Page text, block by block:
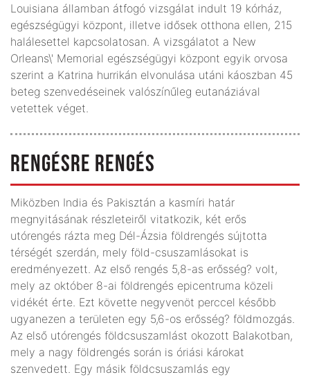
Louisiana államban átfogó vizsgálat indult 19 kórház,
egészségügyi központ, illetve idősek otthona ellen, 215
halálesettel kapcsolatosan. A vizsgálatot a New
Orleans\' Memorial egészségügyi központ egyik orvosa
szerint a Katrina hurrikán elvonulása utáni káoszban 45
beteg szenvedéseinek valószínűleg eutanáziával
vetettek véget.
RENGÉSRE RENGÉS
Miközben India és Pakisztán a kasmíri határ
megnyitásának részleteiről vitatkozik, két erős
utórengés rázta meg Dél-Ázsia földrengés sújtotta
térségét szerdán, mely föld-csuszamlásokat is
eredményezett. Az első rengés 5,8-as erősség? volt,
mely az október 8-ai földrengés epicentruma közeli
vidékét érte. Ezt követte negyvenöt perccel később
ugyanezen a területen egy 5,6-os erősség? földmozgás.
Az első utórengés földcsuszamlást okozott Balakotban,
mely a nagy földrengés során is óriási károkat
szenvedett. Egy másik földcsuszamlás egy